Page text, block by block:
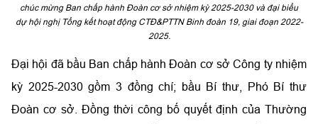
chúc mừng Ban chấp hành Đoàn cơ sở nhiệm kỳ 2025-2030 và đại biểu
dự hội nghị Tổng kết hoạt động CTĐ&PTTN Binh đoàn 19, giai đoạn 2022-
2025.
Đại hội đã bầu Ban chấp hành Đoàn cơ sở Công ty nhiệm
kỳ 2025-2030 gồm 3 đồng chí; bầu Bí thư, Phó Bí thư
Đoàn cơ sở. Đồng thời công bố quyết định của Thường